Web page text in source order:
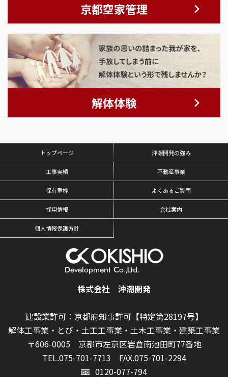
京都空家管理
解体体験
トップページ 沖潮開発の強み
工事実績 不動産事業
保有重機 よくあるご質問
採用情報 会社案内
個人情報保護方針
株式会社 沖潮開発
建設業許可：京都府知事許可【特定第28197号】
解体工事業・とび・土工工事業・土木工事業・建築工事業
〒606-0005 京都市左京区岩倉南池田町77番地
TEL.075-701-7713 FAX.075-701-2294
0120-077-794